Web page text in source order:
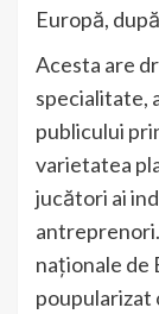
Europă,
Acesta are
specialitate,
publicului
varietatea
jucători ai
naționale de
poupularizat